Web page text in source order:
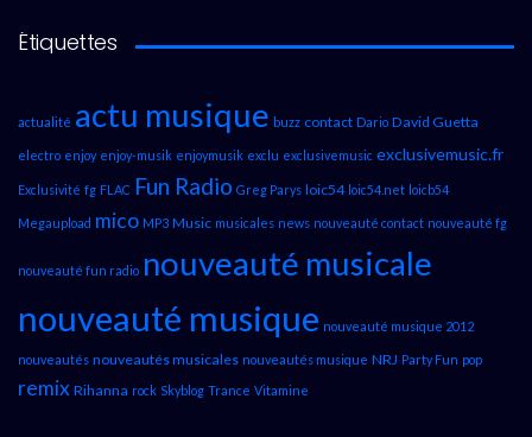
Étiquettes
actualité actu musique buzz contact Dario David Guetta
electro enjoy enjoy-musik enjoymusik exclu exclusivemusic exclusivemusic.fr
Exclusivité fg FLAC Fun Radio Greg Parys loic54 loic54.net loicb54
Megaupload mico MP3 Music musicales news nouveauté contact nouveauté fg
nouveauté fun radio nouveauté musicale
nouveauté musique nouveauté musique 2012
nouveautés nouveautés musicales nouveautés musique NRJ Party Fun pop
remix Rihanna rock Skyblog Trance Vitamine